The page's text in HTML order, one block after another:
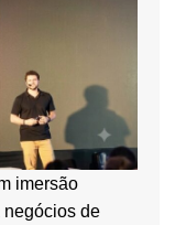
imersão
negócios de